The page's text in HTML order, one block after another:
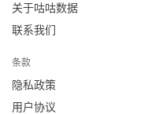
关于咕咕数据
联系我们
条款
隐私政策
用户协议